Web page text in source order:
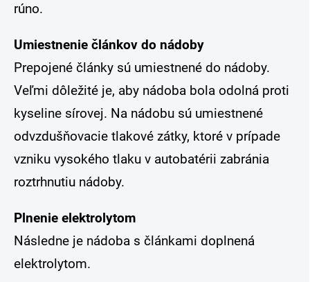
rúno.
Umiestnenie článkov do nádoby
Prepojené články sú umiestnené do nádoby.
Veľmi dôležité je, aby nádoba bola odolná proti
kyseline sírovej. Na nádobu sú umiestnené
odvzdušňovacie tlakové zátky, ktoré v prípade
vzniku vysokého tlaku v autobatérii zabránia
roztrhnutiu nádoby.
Plnenie elektrolytom
Následne je nádoba s článkami doplnená
elektrolytom.